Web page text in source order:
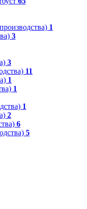
1
3
3
11
1
1
1
2
6
5